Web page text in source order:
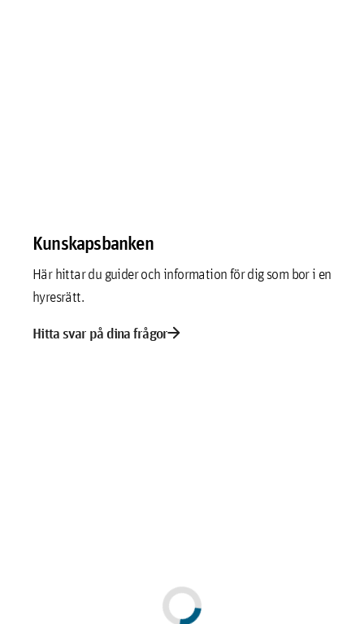
Kunskapsbanken
Här hittar du guider och information för dig som bor i en
hyresrätt.
Hitta svar på dina frågorarrow_forward